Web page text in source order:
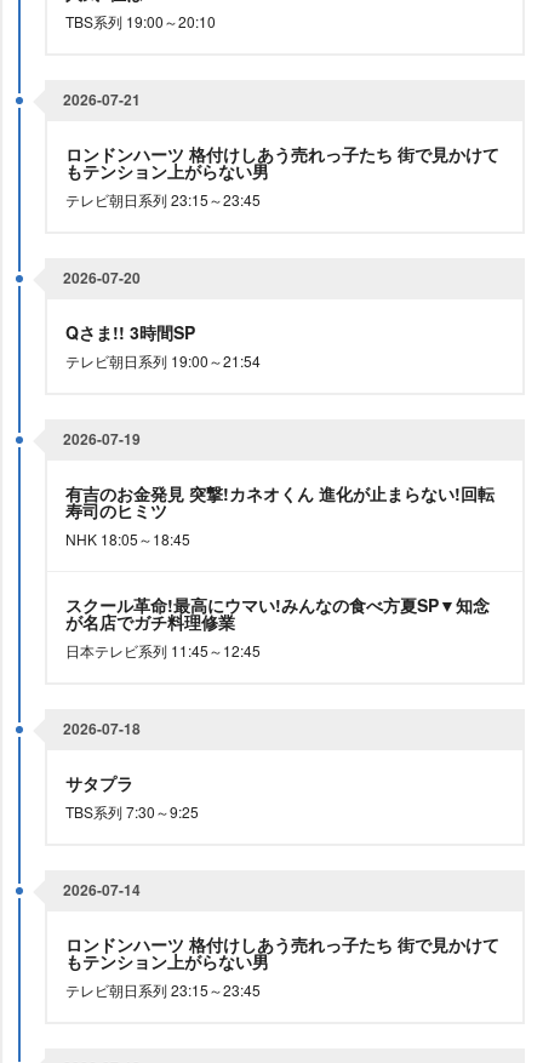
TBS系列 19:00～20:10
2026-07-21
ロンドンハーツ 格付けしあう売れっ子たち 街で見かけて
もテンション上がらない男
テレビ朝日系列 23:15～23:45
2026-07-20
Qさま!! 3時間SP
テレビ朝日系列 19:00～21:54
2026-07-19
有吉のお金発見 突撃!カネオくん 進化が止まらない!回転
寿司のヒミツ
NHK 18:05～18:45
スクール革命!最高にウマい!みんなの食べ方夏SP▼知念
が名店でガチ料理修業
日本テレビ系列 11:45～12:45
2026-07-18
サタプラ
TBS系列 7:30～9:25
2026-07-14
ロンドンハーツ 格付けしあう売れっ子たち 街で見かけて
もテンション上がらない男
テレビ朝日系列 23:15～23:45